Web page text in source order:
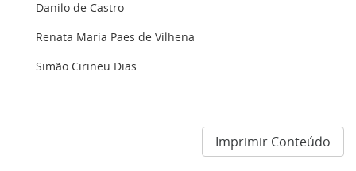
Danilo de Castro
Renata Maria Paes de Vilhena
Simão Cirineu Dias
Imprimir Conteúdo